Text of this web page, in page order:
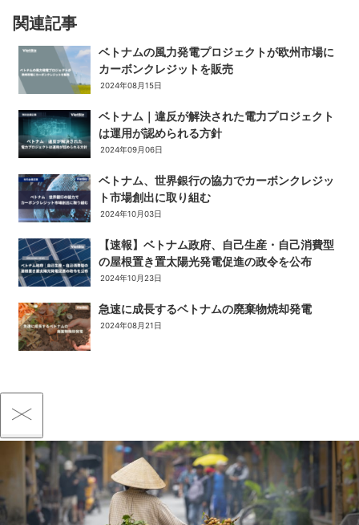
関連記事
ベトナムの風力発電プロジェクトが欧州市場に
カーボンクレジットを販売
2024年08月15日
ベトナム｜違反が解決された電力プロジェクト
は運用が認められる方針
2024年09月06日
ベトナム、世界銀行の協力でカーボンクレジッ
ト市場創出に取り組む
2024年10月03日
【速報】ベトナム政府、自己生産・自己消費型
の屋根置き置太陽光発電促進の政令を公布
2024年10月23日
急速に成長するベトナムの廃棄物焼却発電
2024年08月21日